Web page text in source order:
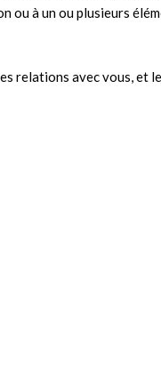
à un ou plusieurs
relations avec vous, et